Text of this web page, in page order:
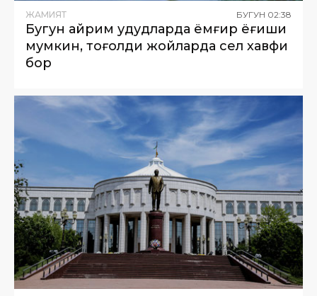
ЖАМИЯТ БУГУН 02:38
Бугун айрим ҳудудларда ёмғир ёғиши
мумкин, тоғолди жойларда сел хавфи
бор